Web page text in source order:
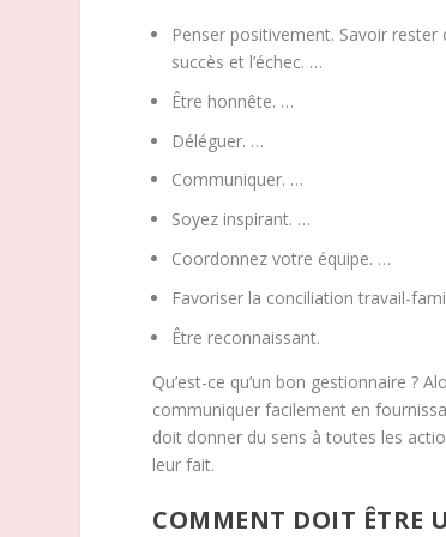
Penser positivement. Savoir
succès et l’échec. …
Être honnête. …
Déléguer. …
Communiquer. …
Soyez inspirant. …
Coordonnez votre équipe. …
Favoriser la conciliation travail-
Être reconnaissant.
Qu’est-ce qu’un bon gestionnaire ?
communiquer facilement en
doit donner du sens à toutes les
leur fait.
COMMENT DOIT ÊTRE